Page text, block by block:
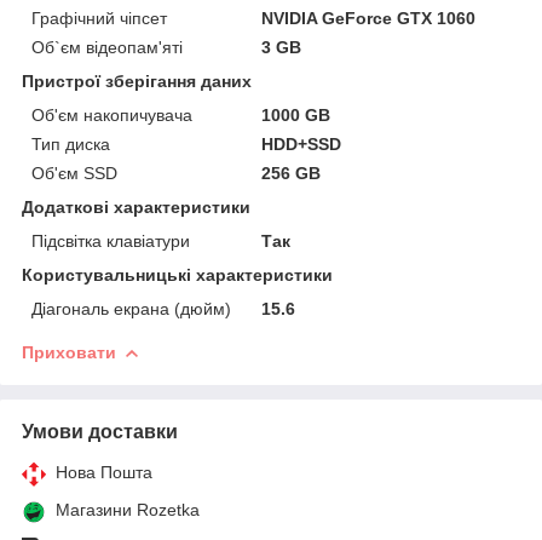
Графічний чіпсет
NVIDIA GeForce GTX 1060
Об`єм відеопам'яті
3 GB
Пристрої зберігання даних
Об'єм накопичувача
1000 GB
Тип диска
HDD+SSD
Об'єм SSD
256 GB
Додаткові характеристики
Підсвітка клавіатури
Так
Користувальницькі характеристики
Діагональ екрана (дюйм)
15.6
Приховати
Умови доставки
Нова Пошта
Магазини Rozetka